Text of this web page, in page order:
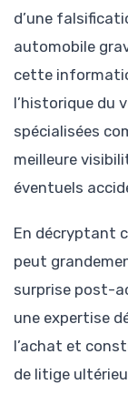
d’une
automobile
cette
l’historique du
spécialisées
meilleure
éventuels
En décryptant
peut
surprise post-
une expertise
l’achat et
de litige